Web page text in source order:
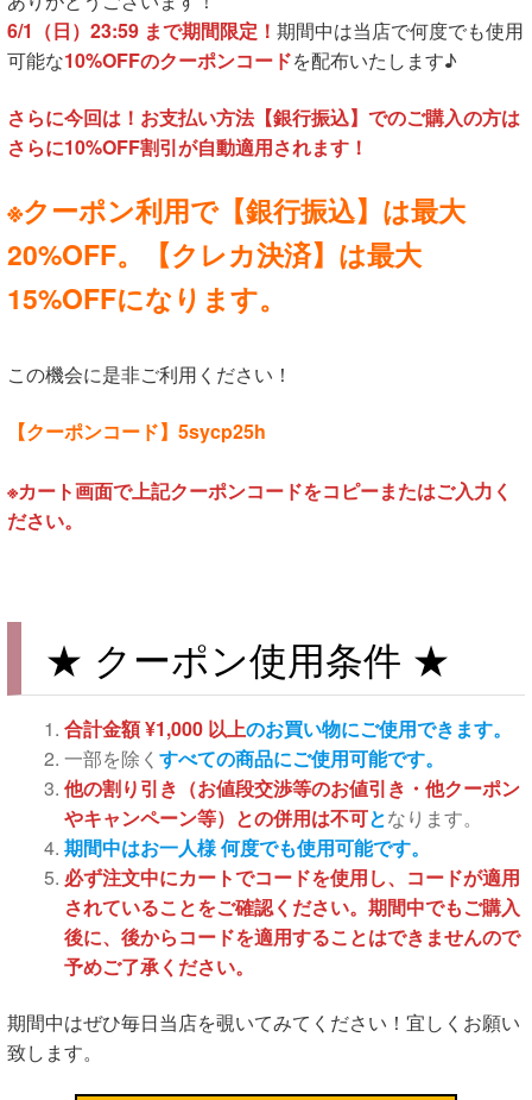
6/1（日）23:59 まで期間限定！ 期間中は当店で何度でも使用
可能な10%OFFのクーポンコードを配布いたします♪
さらに今回は！お支払い方法【銀行振込】でのご購入の方は
さらに10%OFF割引が自動適用されます！
※クーポン利用で【銀行振込】は最大
20%OFF。【クレカ決済】は最大
15%OFFになります。
この機会に是非ご利用ください！
【クーポンコード】5sycp25h
※カート画面で上記クーポンコードをコピーまたはご入力く
ださい。
★ クーポン使用条件 ★
合計金額 ¥1,000 以上のお買い物にご使用できます。
一部を除く すべての商品にご使用可能です。
他の割り引き（お値段交渉等のお値引き・他クーポン
やキャンペーン等）との併用は不可となります。
期間中はお一人様 何度でも使用可能です。
必ず注文中にカートでコードを使用し、コードが適用
されていることをご確認ください。期間中でもご購入
後に、後からコードを適用することはできませんので
予めご了承ください。
期間中はぜひ毎日当店を覗いてみてください！宜しくお願い
致します。